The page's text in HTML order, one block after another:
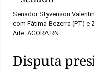
Senador Styvenson
com Fátima Bezerra (PT) e
Arte: AGORA RN
Disputa